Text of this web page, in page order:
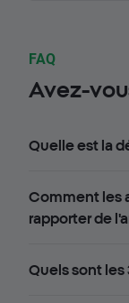
FAQ
Avez-
Quelle est la
Comment les
rapporter de
Quels sont